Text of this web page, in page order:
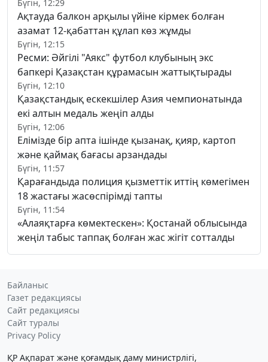
Бүгін, 12:29
Ақтауда балкон арқылы үйіне кірмек болған
азамат 12-қабаттан құлап көз жұмды
Бүгін, 12:15
Ресми: Әйгілі "Аякс" футбол клубының экс
бапкері Қазақстан құрамасын жаттықтырады
Бүгін, 12:10
Қазақстандық ескекшілер Азия чемпионатында
екі алтын медаль жеңіп алды
Бүгін, 12:06
Елімізде бір апта ішінде қызанақ, қияр, картоп
және қаймақ бағасы арзандады
Бүгін, 11:57
Қарағандыда полиция қызметтік иттің көмегімен
18 жастағы жасөспірімді тапты
Бүгін, 11:54
«Алаяқтарға көмектескен»: Қостанай облысында
жеңіл табыс таппақ болған жас жігіт сотталды
Байланыс
Газет редакциясы
Сайт редакциясы
Сайт туралы
Privacy Policy
ҚР Ақпарат және қоғамдық даму министрлігі,